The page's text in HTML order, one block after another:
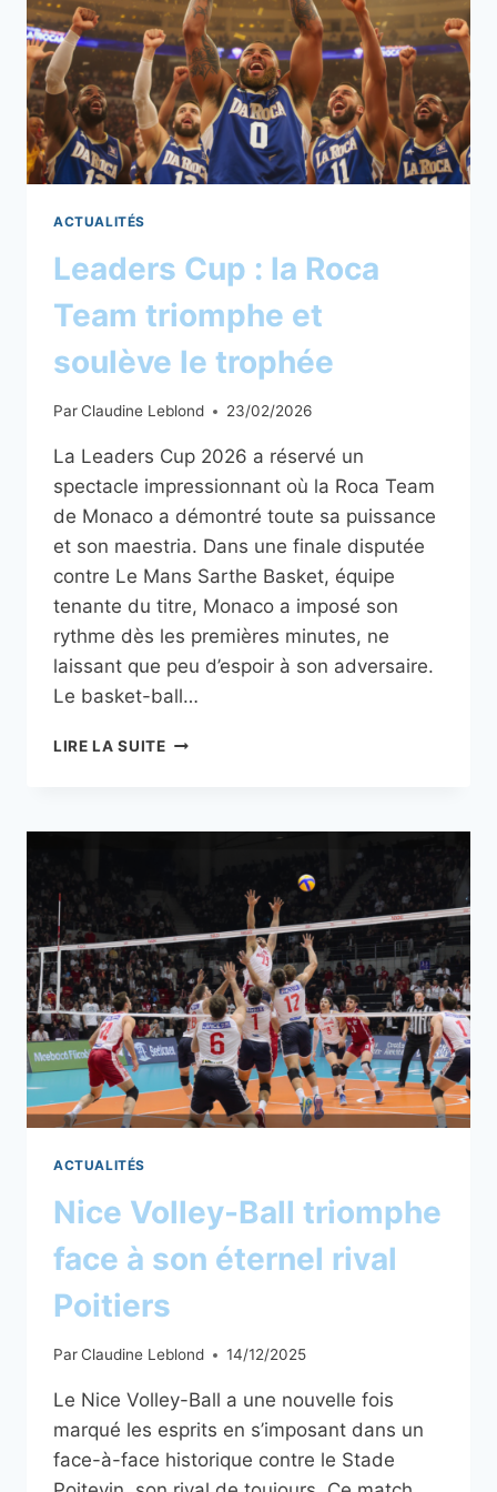
ACTUALITÉS
Leaders Cup : la Roca
Team triomphe et
soulève le trophée
ParClaudine Leblond 23/02/2026
La Leaders Cup 2026 a réservé un
spectacle impressionnant où la Roca Team
de Monaco a démontré toute sa puissance
et son maestria. Dans une finale disputée
contre Le Mans Sarthe Basket, équipe
tenante du titre, Monaco a imposé son
rythme dès les premières minutes, ne
laissant que peu d’espoir à son adversaire.
Le basket-ball…
LIRE LA SUITELEADERS
ROCA
SOULÈVE
LE
TROPHÉE
ACTUALITÉS
Nice Volley-Ball triomphe
face à son éternel rival
Poitiers
ParClaudine Leblond 14/12/2025
Le Nice Volley-Ball a une nouvelle fois
marqué les esprits en s’imposant dans un
face-à-face historique contre le Stade